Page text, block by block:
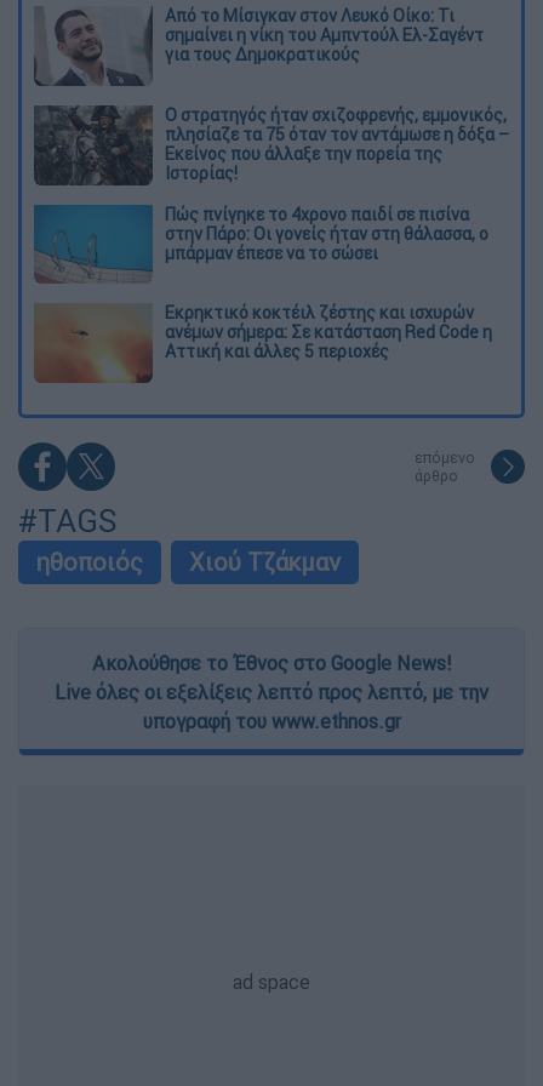
Από το Μίσιγκαν στον Λευκό Οίκο: Τι
σημαίνει η νίκη του Αμπντούλ Ελ-Σαγέντ
για τους Δημοκρατικούς
O στρατηγός ήταν σχιζοφρενής, εμμονικός,
πλησίαζε τα 75 όταν τον αντάμωσε η δόξα –
Εκείνος που άλλαξε την πορεία της
Ιστορίας!
Πώς πνίγηκε το 4χρονο παιδί σε πισίνα
στην Πάρο: Οι γονείς ήταν στη θάλασσα, ο
μπάρμαν έπεσε να το σώσει
Εκρηκτικό κοκτέιλ ζέστης και ισχυρών
ανέμων σήμερα: Σε κατάσταση Red Code η
Αττική και άλλες 5 περιοχές
επόμενο
άρθρο
#TAGS
ηθοποιός Χιού Τζάκμαν
Ακολούθησε το Έθνος στο Google News!
Live όλες οι εξελίξεις λεπτό προς λεπτό, με την
υπογραφή του www.ethnos.gr